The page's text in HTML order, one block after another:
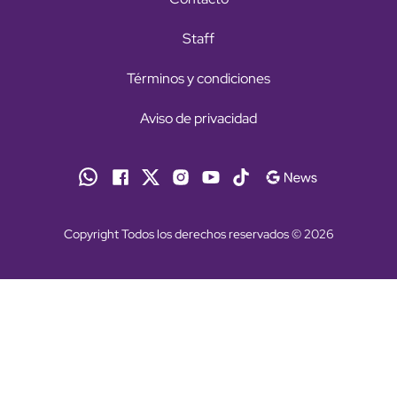
Staff
Términos y condiciones
Aviso de privacidad
Copyright Todos los derechos reservados © 2026